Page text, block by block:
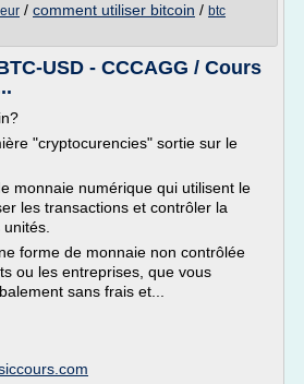
/ comment utiliser bitcoin / btc
USD - CCCAGG / Cours
"cryptocurencies" sortie sur le
monnaie numérique qui utilisent le
les transactions et contrôler la
forme de monnaie non contrôlée
ou les entreprises, que vous
sans frais et...